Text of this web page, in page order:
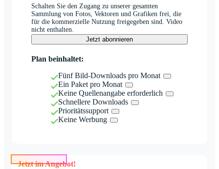
Schalten Sie den Zugang zu unserer gesamten
Sammlung von Fotos, Vektoren und Grafiken frei, die
für die kommerzielle Nutzung freigegeben sind. Video
nicht enthalten.
Jetzt abonnieren
Plan beinhaltet:
Fünf Bild-Downloads pro Monat
Ein Paket pro Monat
Keine Quellenangabe erforderlich
Schnellere Downloads
Prioritätssupport
Keine Werbung
Jetzt im Angebot!